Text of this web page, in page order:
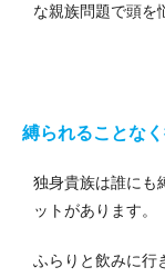
な親族問題で頭を
縛られることな
独身貴族は誰にも
ットがあります。
ふらりと飲みに行